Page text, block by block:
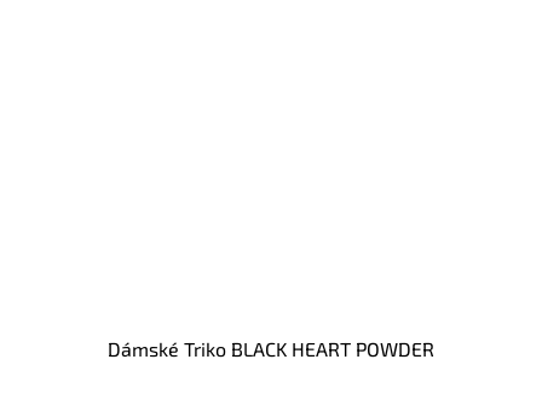
Dámské Triko BLACK HEART POWDER